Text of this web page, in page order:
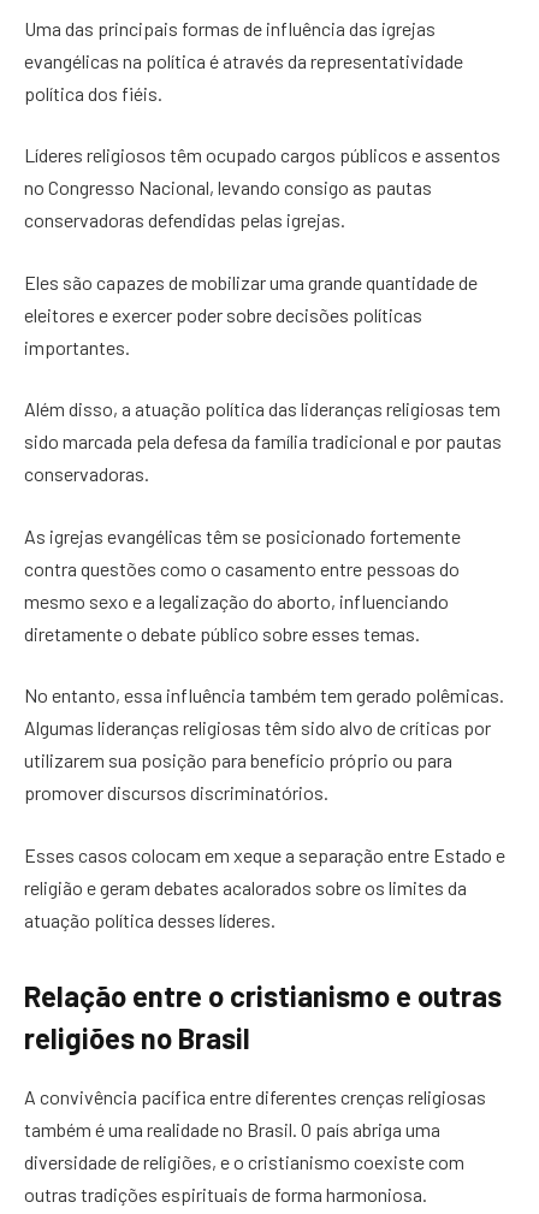
Uma das principais formas de influência das igrejas
evangélicas na política é através da representatividade
política dos fiéis.
Líderes religiosos têm ocupado cargos públicos e assentos
no Congresso Nacional, levando consigo as pautas
conservadoras defendidas pelas igrejas.
Eles são capazes de mobilizar uma grande quantidade de
eleitores e exercer poder sobre decisões políticas
importantes.
Além disso, a atuação política das lideranças religiosas tem
sido marcada pela defesa da família tradicional e por pautas
conservadoras.
As igrejas evangélicas têm se posicionado fortemente
contra questões como o casamento entre pessoas do
mesmo sexo e a legalização do aborto, influenciando
diretamente o debate público sobre esses temas.
No entanto, essa influência também tem gerado polêmicas.
Algumas lideranças religiosas têm sido alvo de críticas por
utilizarem sua posição para benefício próprio ou para
promover discursos discriminatórios.
Esses casos colocam em xeque a separação entre Estado e
religião e geram debates acalorados sobre os limites da
atuação política desses líderes.
Relação entre o cristianismo e outras
religiões no Brasil
A convivência pacífica entre diferentes crenças religiosas
também é uma realidade no Brasil. O país abriga uma
diversidade de religiões, e o cristianismo coexiste com
outras tradições espirituais de forma harmoniosa.